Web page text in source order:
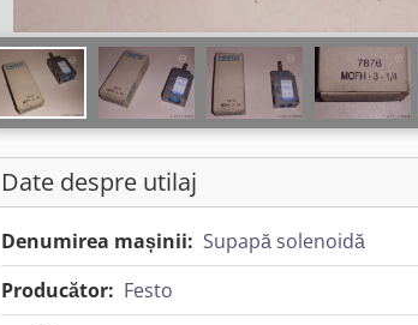
Date despre utilaj
Denumirea mașinii: Supapă solenoidă
Producător: Festo